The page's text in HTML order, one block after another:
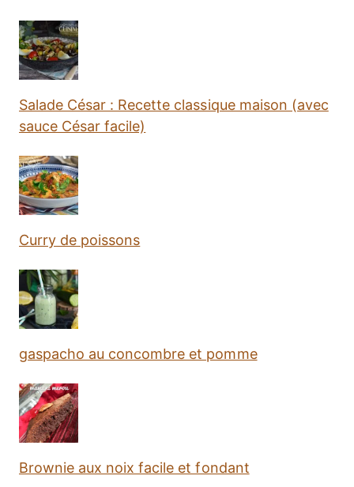
Salade César : Recette classique maison (avec
sauce César facile)
Curry de poissons
gaspacho au concombre et pomme
Brownie aux noix facile et fondant